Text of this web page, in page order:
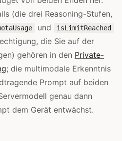
(die drei Reasoning-Stufen,
und isLimitReached
die Sie auf der
gehören in den Private-
; die multimodale Erkenntnis
Prompt auf beiden
genau dann
dem Gerät entwächst.